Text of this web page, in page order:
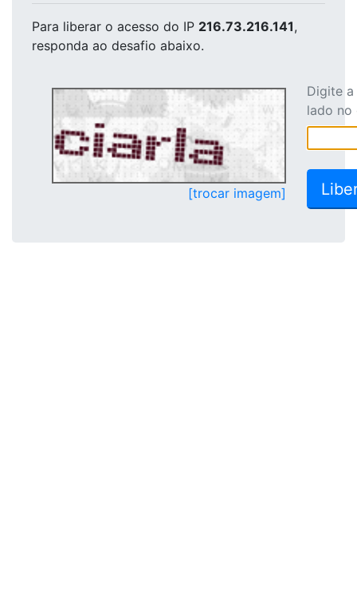
Para liberar o acesso do IP 216.73.216.141,
responda ao desafio abaixo.
[trocar imagem]
Digite
lado no